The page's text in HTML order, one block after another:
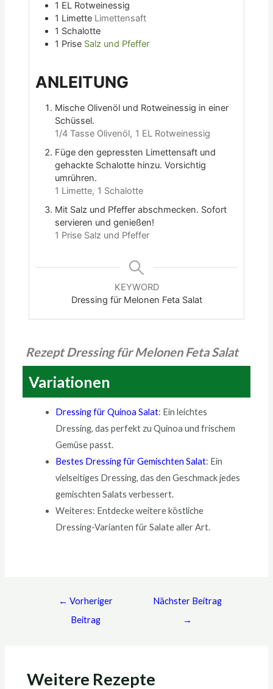
1 EL Rotweinessig
1 Limette Limettensaft
1 Schalotte
1 Prise Salz und Pfeffer
ANLEITUNG
Mische Olivenöl und Rotweinessig in einer
Schüssel.
1/4 Tasse Olivenöl, 1 EL Rotweinessig
Füge den gepressten Limettensaft und
gehackte Schalotte hinzu. Vorsichtig
umrühren.
1 Limette, 1 Schalotte
Mit Salz und Pfeffer abschmecken. Sofort
servieren und genießen!
1 Prise Salz und Pfeffer
KEYWORD
Dressing für Melonen Feta Salat
Rezept Dressing für Melonen Feta Salat
Variationen
Dressing für Quinoa Salat: Ein leichtes
Dressing, das perfekt zu Quinoa und frischem
Gemüse passt.
Bestes Dressing für Gemischten Salat: Ein
vielseitiges Dressing, das den Geschmack jedes
gemischten Salats verbessert.
Weiteres: Entdecke weitere köstliche
Dressing-Varianten für Salate aller Art.
← Vorheriger
Beitrag
Nächster Beitrag
→
Weitere Rezepte